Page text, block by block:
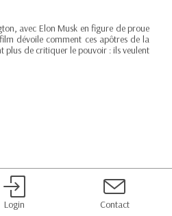
avec Elon Musk en figure de proue
dévoile comment ces apôtres de la
plus de critiquer le pouvoir : ils veulent
Login Contact